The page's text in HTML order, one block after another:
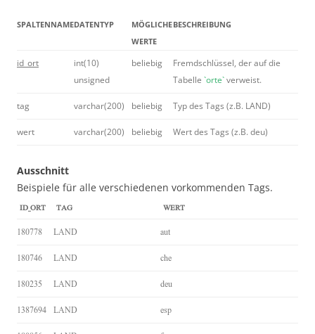
SPALTENNAMEDATENTYP
MÖGLICHE
WERTE
BESCHREIBUNG
id_ort
int(10)
unsigned
beliebig
Fremdschlüssel, der auf die
Tabelle `orte`verweist.
tag varchar(200) beliebig Typ des Tags (z.B. LAND)
wert varchar(200) beliebig Wert des Tags (z.B. deu)
Ausschnitt
Beispiele für alle verschiedenen vorkommenden Tags.
ID_ORT TAG WERT
180778 LAND
aut
180746
LAND
che
180235
LAND
deu
1387694 LAND
esp